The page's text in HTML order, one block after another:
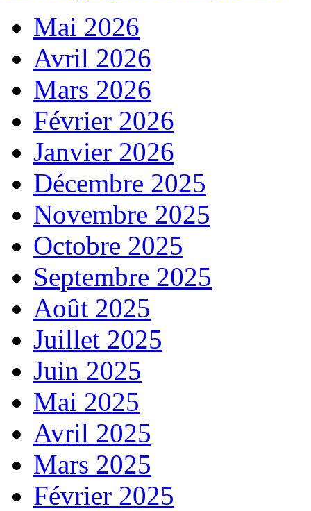
Mai 2026
Avril 2026
Mars 2026
Février 2026
Janvier 2026
Décembre 2025
Novembre 2025
Octobre 2025
Septembre 2025
Août 2025
Juillet 2025
Juin 2025
Mai 2025
Avril 2025
Mars 2025
Février 2025